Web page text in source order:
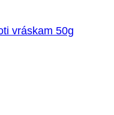
vráskam 50g